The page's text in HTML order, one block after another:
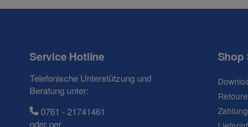
Service Hotline
Telefonische Unterstützung und
Beratung unter:
0761 - 21741461
oder per
Shop
Retoure